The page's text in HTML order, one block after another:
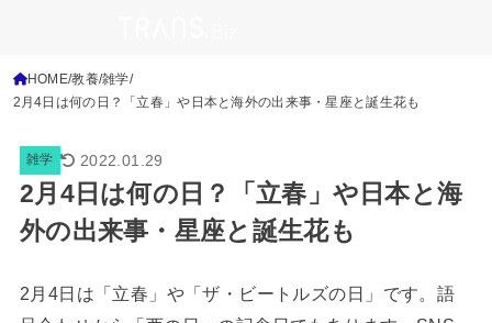
HOME 教養 雑学
2月4日は何の日？「立春」や日本と海外の出来事・星座と誕生花も
雑学 2022.01.29
2月4日は何の日？「立春」や日本と海
外の出来事・星座と誕生花も
2月4日は「立春」や「ザ・ビートルズの日」です。語